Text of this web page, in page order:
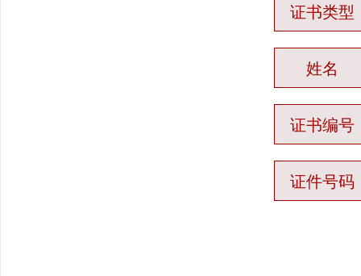
证书类型
姓名
证书编号
证件号码